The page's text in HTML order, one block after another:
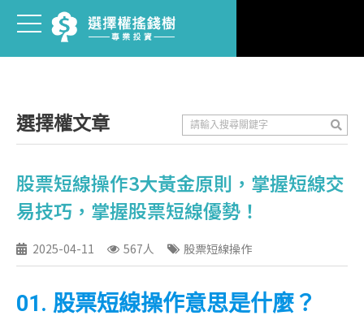
選擇權文章
股票短線操作3大黃金原則，掌握短線交
易技巧，掌握股票短線優勢！
2025-04-11 567人 股票短線操作
01. 股票短線操作意思是什麼？